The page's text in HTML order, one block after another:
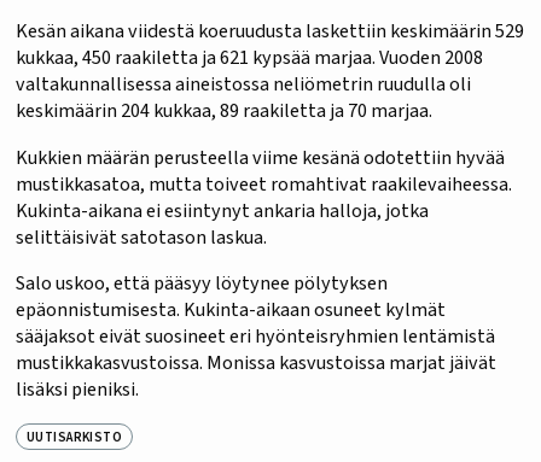
Kesän aikana viidestä koeruudusta laskettiin keskimäärin 529
kukkaa, 450 raakiletta ja 621 kypsää marjaa. Vuoden 2008
valtakunnallisessa aineistossa neliömetrin ruudulla oli
keskimäärin 204 kukkaa, 89 raakiletta ja 70 marjaa.
Kukkien määrän perusteella viime kesänä odotettiin hyvää
mustikkasatoa, mutta toiveet romahtivat raakilevaiheessa.
Kukinta-aikana ei esiintynyt ankaria halloja, jotka
selittäisivät satotason laskua.
Salo uskoo, että pääsyy löytynee pölytyksen
epäonnistumisesta. Kukinta-aikaan osuneet kylmät
sääjaksot eivät suosineet eri hyönteisryhmien lentämistä
mustikkakasvustoissa. Monissa kasvustoissa marjat jäivät
lisäksi pieniksi.
UUTISARKISTO